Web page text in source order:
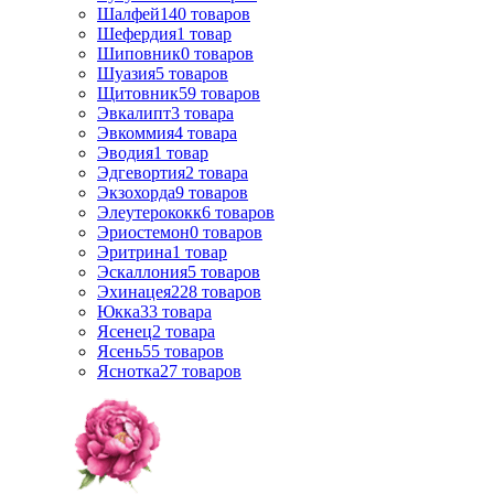
Шалфей140 товаров
Шефердия1 товар
Шиповник0 товаров
Шуазия5 товаров
Щитовник59 товаров
Эвкалипт3 товара
Эвкоммия4 товара
Эводия1 товар
Эдгевортия2 товара
Экзохорда9 товаров
Элеутерококк6 товаров
Эриостемон0 товаров
Эритрина1 товар
Эскаллония5 товаров
Эхинацея228 товаров
Юкка33 товара
Ясенец2 товара
Ясень55 товаров
Яснотка27 товаров